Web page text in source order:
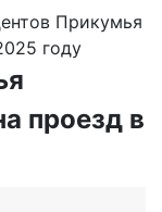
Прикумья
году
проезд в